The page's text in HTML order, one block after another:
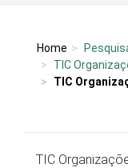
Home
TIC
TIC
TIC